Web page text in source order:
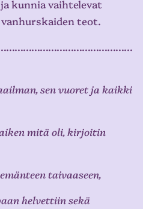
kunnia vaihtelevat
teot.
sen vuoret ja kaikki
mitä oli, kirjoitin
taivaaseen,
helvettiin sekä